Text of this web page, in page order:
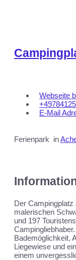
Webseite
E-Mail
Ferienpark in
Der Campingplatz
malerischen
und 197
Bademöglichkeit,
Liegewiese und
einem